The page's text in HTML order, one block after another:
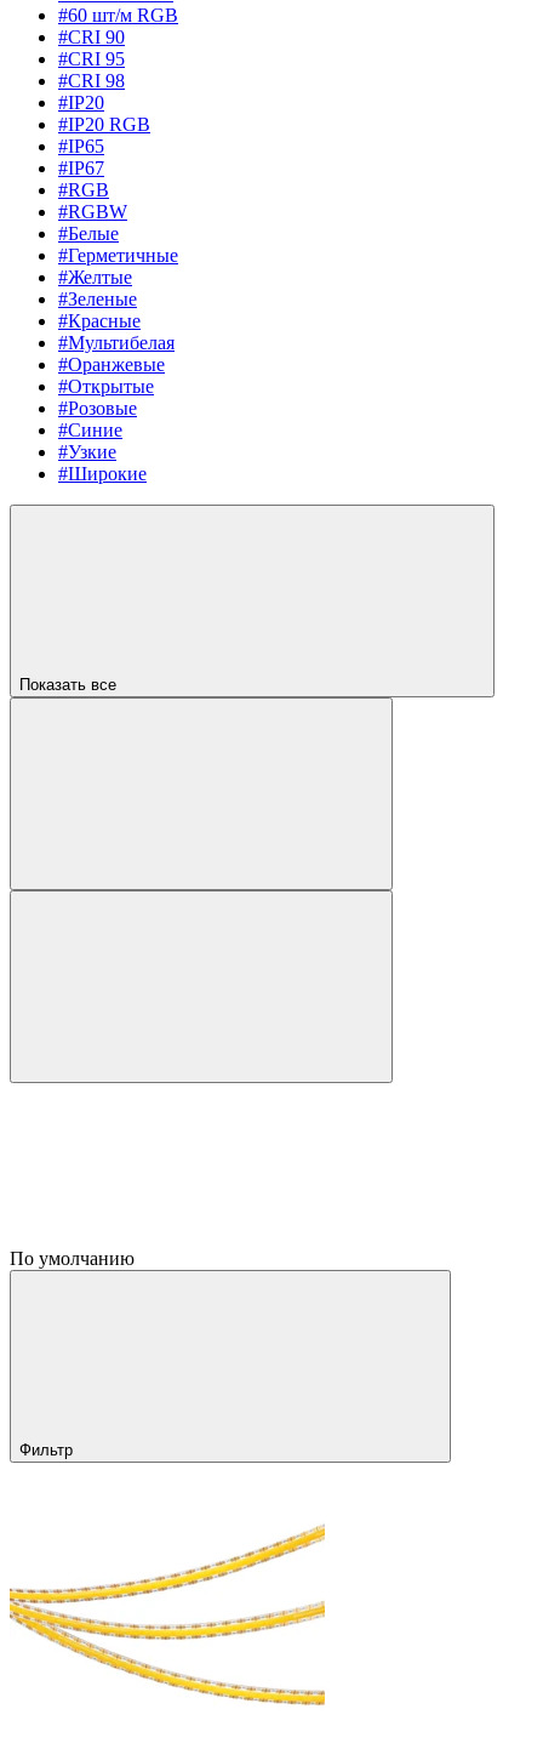
#60 шт/м RGB
#CRI 90
#CRI 95
#CRI 98
#IP20
#IP20 RGB
#IP65
#IP67
#RGB
#RGBW
#Белые
#Герметичные
#Желтые
#Зеленые
#Красные
#Мультибелая
#Оранжевые
#Открытые
#Розовые
#Синие
#Узкие
#Широкие
Показать все
По умолчанию
Фильтр